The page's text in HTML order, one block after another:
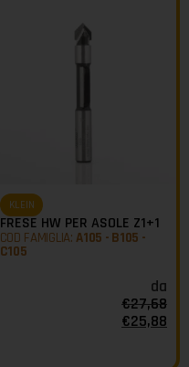
KLEIN
FRESE HW PER ASOLE Z1+1
COD FAMIGLIA:A105 - B105 -
C105
da
€27,68
€25,88